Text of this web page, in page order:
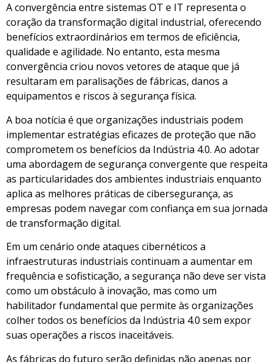
A convergência entre sistemas OT e IT representa o
coração da transformação digital industrial, oferecendo
benefícios extraordinários em termos de eficiência,
qualidade e agilidade. No entanto, esta mesma
convergência criou novos vetores de ataque que já
resultaram em paralisações de fábricas, danos a
equipamentos e riscos à segurança física.
A boa notícia é que organizações industriais podem
implementar estratégias eficazes de proteção que não
comprometem os benefícios da Indústria 4.0. Ao adotar
uma abordagem de segurança convergente que respeita
as particularidades dos ambientes industriais enquanto
aplica as melhores práticas de cibersegurança, as
empresas podem navegar com confiança em sua jornada
de transformação digital.
Em um cenário onde ataques cibernéticos a
infraestruturas industriais continuam a aumentar em
frequência e sofisticação, a segurança não deve ser vista
como um obstáculo à inovação, mas como um
habilitador fundamental que permite às organizações
colher todos os benefícios da Indústria 4.0 sem expor
suas operações a riscos inaceitáveis.
As fábricas do futuro serão definidas não apenas por